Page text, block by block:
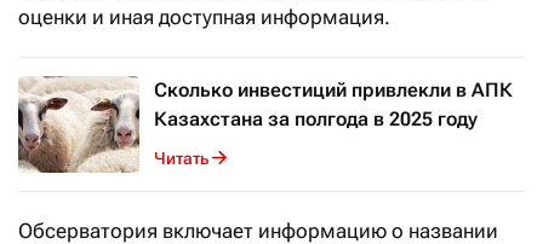
оценки и иная доступная информация.
Сколько инвестиций привлекли в АПК
Казахстана за полгода в 2025 году
Читать
Обсерватория включает информацию о названии